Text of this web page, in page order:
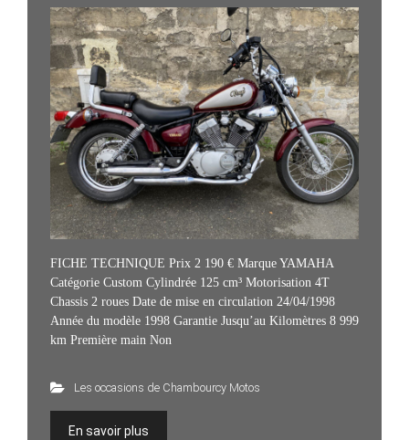
FICHE TECHNIQUE Prix 2 190 € Marque YAMAHA
Catégorie Custom Cylindrée 125 cm³ Motorisation 4T
Chassis 2 roues Date de mise en circulation 24/04/1998
Année du modèle 1998 Garantie Jusqu’au Kilomètres 8 999
km Première main Non
Les occasions de Chambourcy Motos
En savoir plus